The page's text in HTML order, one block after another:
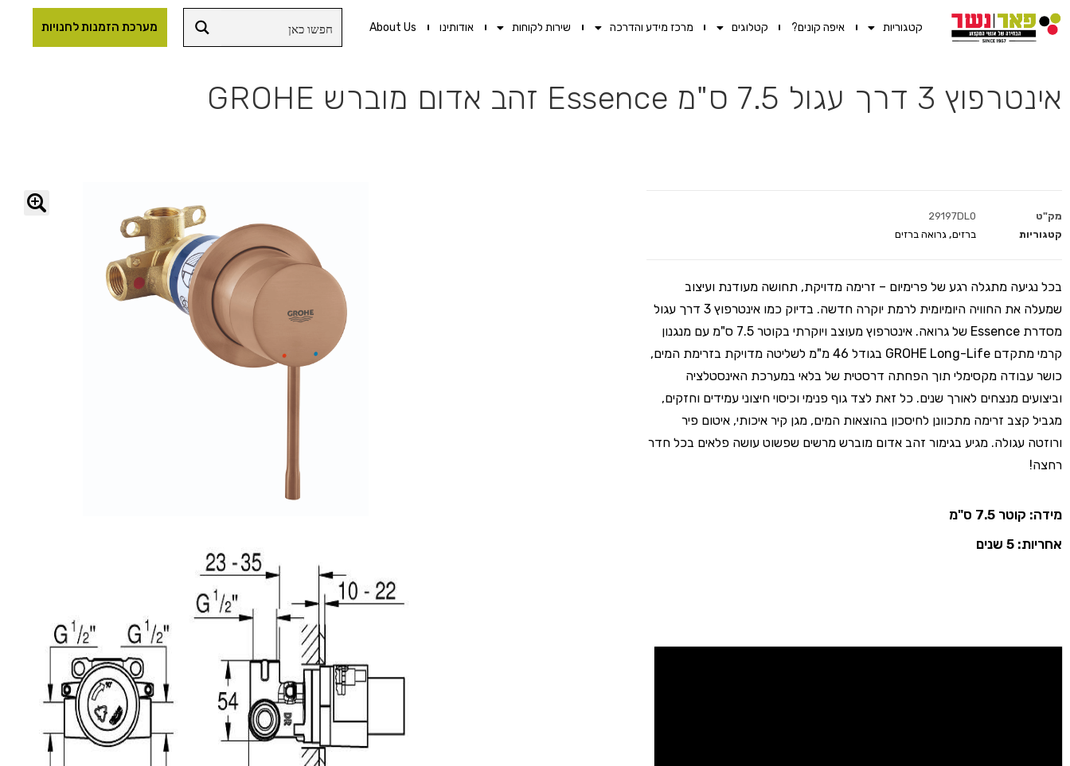
קטגוריות איפה קונים? קטלוגים מרכז מידע והדרכה שירות לקוחות אודותינו About Us מערכת הזמנות לחנויות
אינטרפוץ 3 דרך עגול 7.5 ס"מ Essence זהב אדום מוברש GROHE
מק"ט
29197DL0
קטגוריות
ברזים, גרואה ברזים
בכל נגיעה מתגלה רגע של פרימיום – זרימה מדויקת, תחושה מעודנת ועיצוב
שמעלה את החוויה היומיומית לרמת יוקרה חדשה. בדיוק כמו אינטרפוץ 3 דרך עגול
מסדרת Essence של גרואה. אינטרפוץ מעוצב ויוקרתי בקוטר 7.5 ס"מ עם מנגנון
קרמי מתקדם GROHE Long-Life בגודל 46 מ"מ לשליטה מדויקת בזרימת המים,
כושר עבודה מקסימלי תוך הפחתה דרסטית של בלאי במערכת האינסטלציה
וביצועים מנצחים לאורך שנים. כל זאת לצד גוף פנימי וכיסוי חיצוני עמידים וחזקים,
מגביל קצב זרימה מתכוונן לחיסכון בהוצאות המים, מגן קיר איכותי, איטום פיר
ורוזטה עגולה. מגיע בגימור זהב אדום מוברש מרשים שפשוט עושה פלאים בכל חדר
רחצה!
מידה: קוטר 7.5 ס"מ
אחריות: 5 שנים